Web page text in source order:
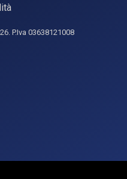
P.Iva 03638121008
Asi su YouTube